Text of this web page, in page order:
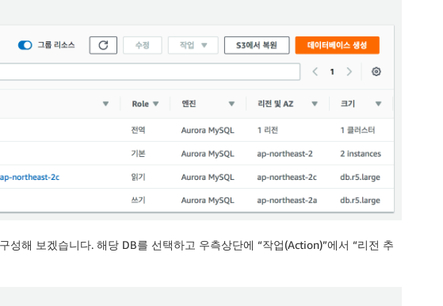
성해 보겠습니다. 해당 DB를 선택하고 우측상단에 “작업(Action)”에서 “리전 추